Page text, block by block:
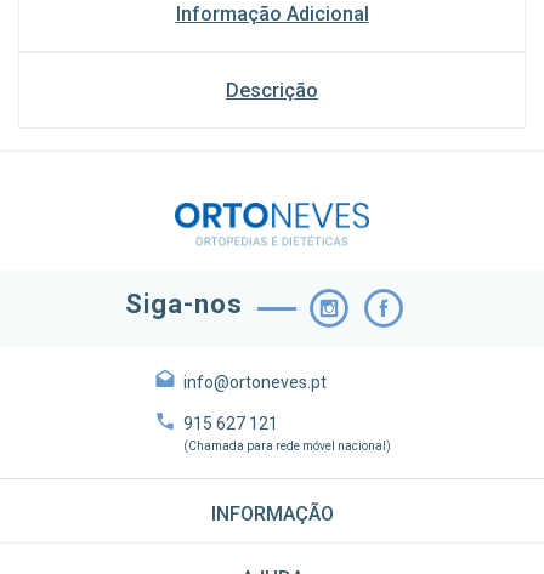
Informação Adicional
Descrição
Siga-nos
info@ortoneves.pt
915 627 121
(Chamada para rede móvel nacional)
INFORMAÇÃO